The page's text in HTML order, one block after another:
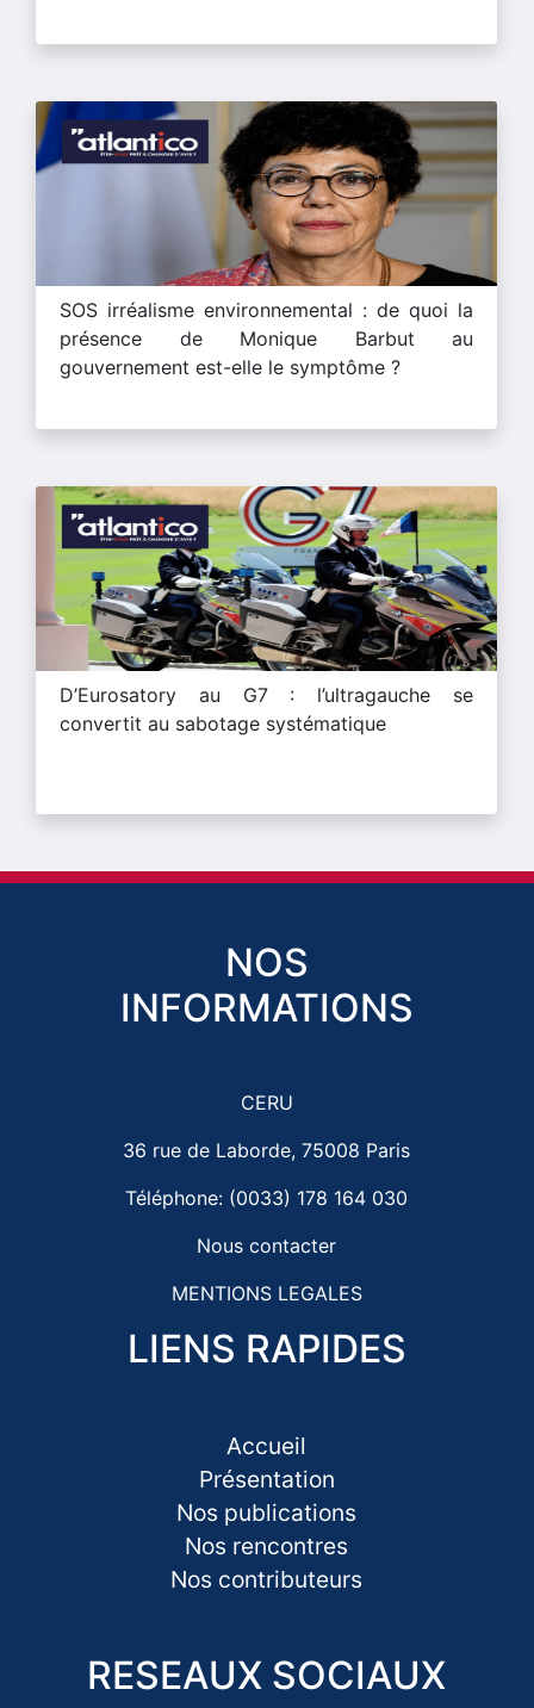
SOS irréalisme environnemental : de quoi la
présence de Monique Barbut au
gouvernement est-elle le symptôme ?
D’Eurosatory au G7 : l’ultragauche se
convertit au sabotage systématique
NOS
INFORMATIONS
CERU
36 rue de Laborde, 75008 Paris
Téléphone: (0033) 178 164 030
Nous contacter
MENTIONS LEGALES
LIENS RAPIDES
Accueil
Présentation
Nos publications
Nos rencontres
Nos contributeurs
RESEAUX SOCIAUX